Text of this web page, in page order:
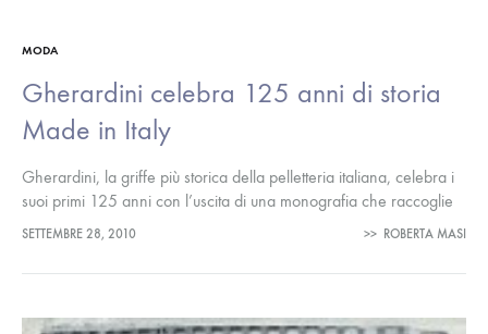
MODA
Gherardini celebra 125 anni di storia
Made in Italy
Gherardini, la griffe più storica della pelletteria italiana, celebra i
suoi primi 125 anni con l’uscita di una monografia che raccoglie
in un volume inedito, i cui testi giornalistici sono…
SETTEMBRE 28, 2010 >> ROBERTA MASI